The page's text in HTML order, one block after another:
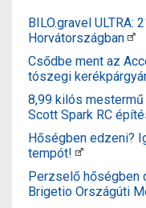
BILO.gravel
Horvátországban
Csődbe ment az
tószegi
8,99 kilós
Scott Spark RC
Hőségben edzeni?
tempót!
Perzselő hőségben
Brigetio Országúti